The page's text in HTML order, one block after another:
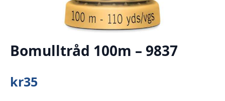
Bomulltråd 100m – 9837
kr35